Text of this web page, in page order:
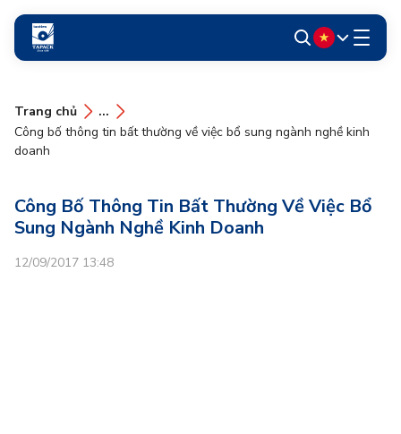
Trang chủ
...
Công bố thông tin bất thường về việc bổ sung ngành nghề kinh
doanh
Công Bố Thông Tin Bất Thường Về Việc Bổ
Sung Ngành Nghề Kinh Doanh
12/09/2017 13:48